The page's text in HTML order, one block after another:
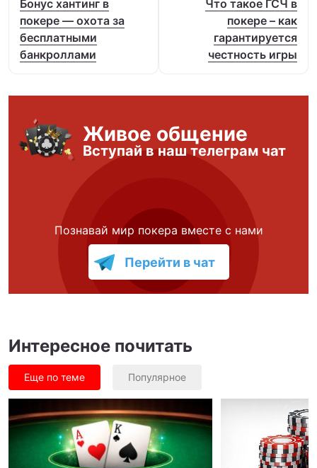
Бонус хантинг в
покере — охота за
бесплатными
банкроллами
Что такое ГСЧ в
покере – как
гарантируется
честность игры
Живое общение
Вступай в наш телеграм чат
Познавай мир покера вместе с нами
Перейти в чат
Интересное почитать
Еще по теме Популярное